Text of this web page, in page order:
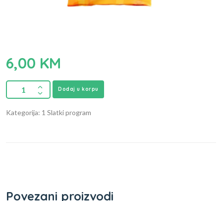
6,00 KM
Dodaj u korpu
Kategorija: 1 Slatki program
Povezani proizvodi